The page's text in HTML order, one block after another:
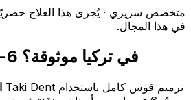
متخصص سريري · يُجرى هذا العلاج
في هذا المجال.
هل تقنية All-on-6 في تركيا موثوقة؟